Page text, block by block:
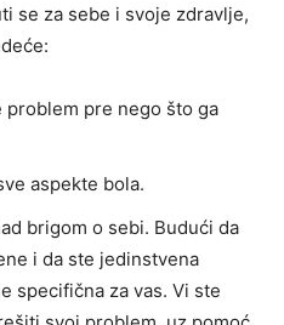
se za sebe i svoje zdravlje,
pre nego što ga
aspekte bola.
brigom o sebi. Budući da
i da ste jedinstvena
specifična za vas. Vi ste